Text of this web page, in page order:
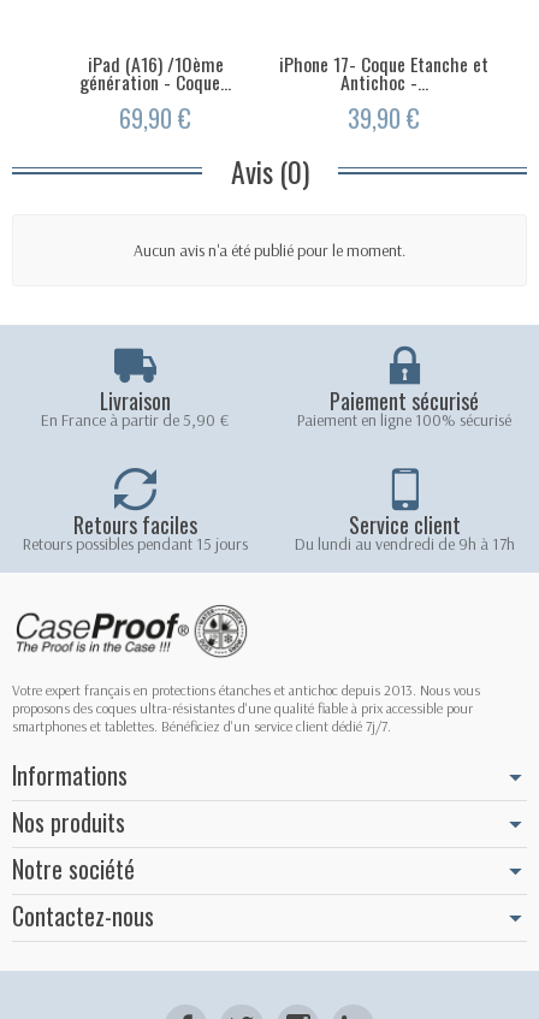
iPad (A16) /10ème
génération - Coque...
69,90 €
iPhone 17- Coque Etanche et
Antichoc -...
39,90 €
Avis (0)
Aucun avis n'a été publié pour le moment.
Livraison
En France à partir de 5,90 €
Paiement sécurisé
Paiement en ligne 100% sécurisé
Retours faciles
Retours possibles pendant 15 jours
Service client
Du lundi au vendredi de 9h à 17h
Votre expert français en protections étanches et antichoc depuis 2013. Nous vous
proposons des coques ultra-résistantes d'une qualité fiable à prix accessible pour
smartphones et tablettes. Bénéficiez d'un service client dédié 7j/7.
Informations
Nos produits
Notre société
Contactez-nous